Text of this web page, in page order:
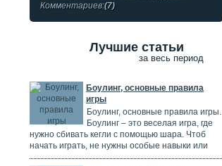
Комментариев:(7)
Лучшие статьи
за весь период
Боулинг, основные правила
игры
Боулинг, основные правила игры.
Боулинг – это веселая игра, где
нужно сбивать кегли с помощью шара. Чтоб
начать играть, не нужны особые навыки или